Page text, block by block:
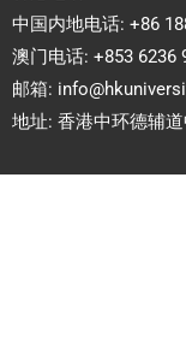
中国内地电话: +86
澳门电话: +853 6236
邮箱:
地址: 香港中环德辅